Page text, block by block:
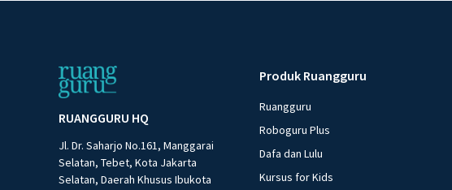
RUANGGURU HQ
Jl. Dr. Saharjo No.161, Manggarai
Selatan, Tebet, Kota Jakarta
Selatan, Daerah Khusus Ibukota
Produk Ruangguru
Ruangguru
Roboguru Plus
Dafa dan Lulu
Kursus for Kids